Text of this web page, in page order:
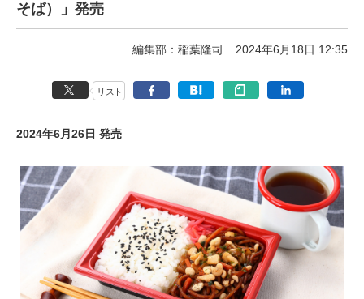
そば）」発売
編集部：稲葉隆司 2024年6月18日 12:35
リスト
2024年6月26日 発売